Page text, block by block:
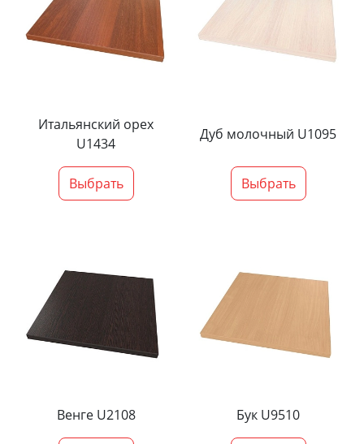
Итальянский орех
U1434
Выбрать
Дуб молочный U1095
Выбрать
Венге U2108 Бук U9510